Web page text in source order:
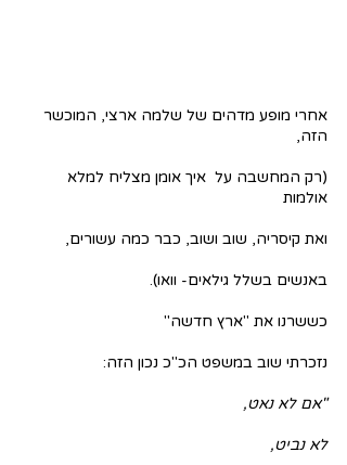
אחרי מופע מדהים של שלמה ארצי, המוכשר
הזה,
(רק המחשבה על  איך אומן מצליח למלא
אולמות
ואת קיסריה, שוב ושוב, כבר כמה עשורים,
באנשים בשלל גילאים- וואו).
כששרנו את "ארץ חדשה"
נזכרתי שוב במשפט הכ"כ נכון הזה:
"אם לא נאט,
לא נביט,